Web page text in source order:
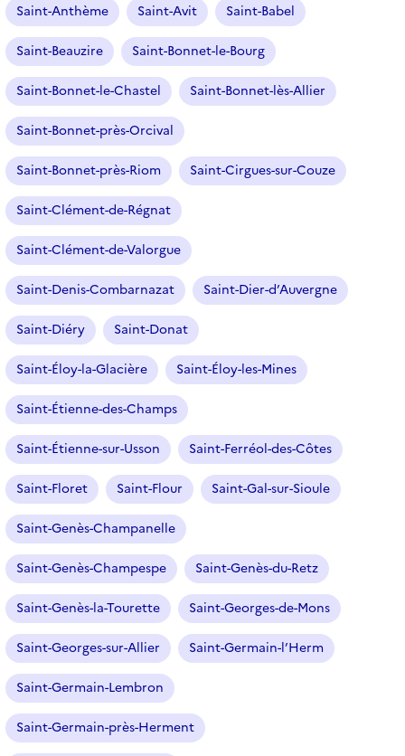
Saint-Anthème Saint-Avit Saint-Babel
Saint-Beauzire Saint-Bonnet-le-Bourg
Saint-Bonnet-le-Chastel Saint-Bonnet-lès-Allier
Saint-Bonnet-près-Orcival
Saint-Bonnet-près-Riom Saint-Cirgues-sur-Couze
Saint-Clément-de-Régnat
Saint-Clément-de-Valorgue
Saint-Denis-Combarnazat Saint-Dier-d’Auvergne
Saint-Diéry Saint-Donat
Saint-Éloy-la-Glacière Saint-Éloy-les-Mines
Saint-Étienne-des-Champs
Saint-Étienne-sur-Usson Saint-Ferréol-des-Côtes
Saint-Floret Saint-Flour Saint-Gal-sur-Sioule
Saint-Genès-Champanelle
Saint-Genès-Champespe Saint-Genès-du-Retz
Saint-Genès-la-Tourette Saint-Georges-de-Mons
Saint-Georges-sur-Allier Saint-Germain-l’Herm
Saint-Germain-Lembron
Saint-Germain-près-Herment